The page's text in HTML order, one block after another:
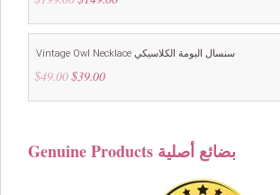
was:
is:
Vintage Owl Necklace سنسال البومة الكلاسيكي
$49.00 Original
was:
$39.00Current
is:
Genuine Products بضائع أصلية